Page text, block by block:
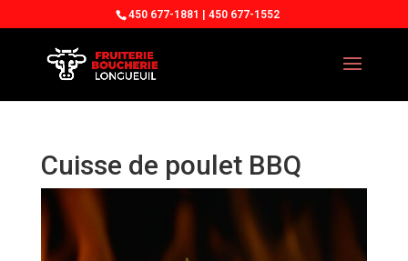
450 677-1881 | 450 677-1552
Cuisse de poulet BBQ